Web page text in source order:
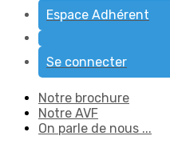
Espace Adhérent
Se connecter
Notre brochure
Notre AVF
On parle de nous ...